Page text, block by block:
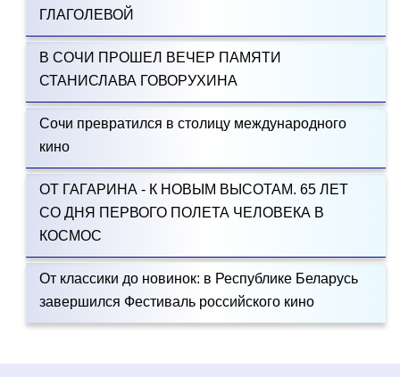
ГЛАГОЛЕВОЙ
В СОЧИ ПРОШЕЛ ВЕЧЕР ПАМЯТИ
СТАНИСЛАВА ГОВОРУХИНА
Сочи превратился в столицу международного
кино
ОТ ГАГАРИНА - К НОВЫМ ВЫСОТАМ. 65 ЛЕТ
СО ДНЯ ПЕРВОГО ПОЛЕТА ЧЕЛОВЕКА В
КОСМОС
От классики до новинок: в Республике Беларусь
завершился Фестиваль российского кино